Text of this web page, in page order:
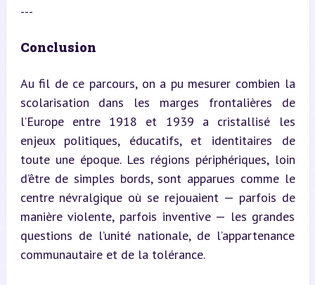
---
Conclusion
Au fil de ce parcours, on a pu mesurer combien la
scolarisation dans les marges frontalières de
l’Europe entre 1918 et 1939 a cristallisé les
enjeux politiques, éducatifs, et identitaires de
toute une époque. Les régions périphériques, loin
d’être de simples bords, sont apparues comme le
centre névralgique où se rejouaient — parfois de
manière violente, parfois inventive — les grandes
questions de l’unité nationale, de l’appartenance
communautaire et de la tolérance.